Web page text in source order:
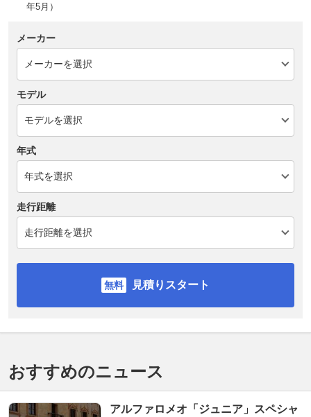
年5月）
メーカー
モデル
年式
走行距離
見積りスタート
おすすめのニュース
アルファロメオ「ジュニア」スペシャ